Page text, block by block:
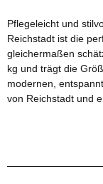
Pflegeleicht und
Reichstadt ist die
gleichermaßen
kg und trägt die
modernen,
von Reichstadt und